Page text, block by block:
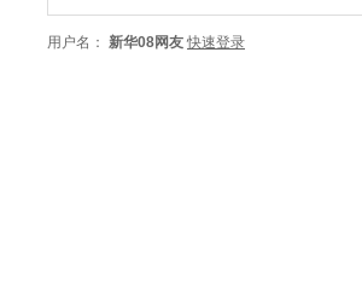
用户名： 新华08网友 快速登录